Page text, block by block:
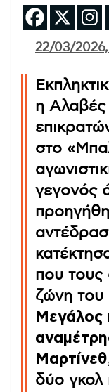
22/03/2026,
η Αλαβές
στο
γεγονός
που τους
ζώνη του
Μεγάλος
Μαρτίνεθ
δύο γκολ